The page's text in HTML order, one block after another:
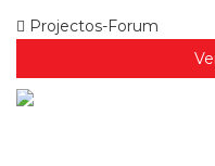
Projectos-Forum